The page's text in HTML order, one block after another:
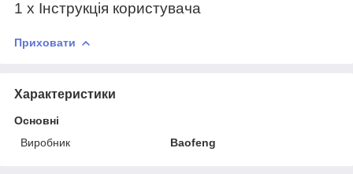
1 x Інструкція користувача
Приховати
Характеристики
Основні
Виробник
Baofeng